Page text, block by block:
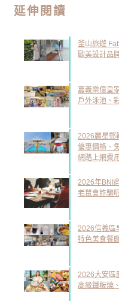
延伸閱讀
釜山旅遊
歐美設計品
嘉義樂億皇
戶外泳池、
2026麗星郵
優惠價格、
網路上網費
2026年BNI
老鼠會詐騙
2026信義區
特色美食餐
2026大安區
高級鐵板燒